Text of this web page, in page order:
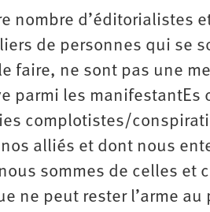
nombre d’éditorialistes
de personnes qui se
faire, ne sont pas une
parmi les manifestantEs
complotistes/
alliés et dont nous
sommes de celles et
ne peut rester l’arme au